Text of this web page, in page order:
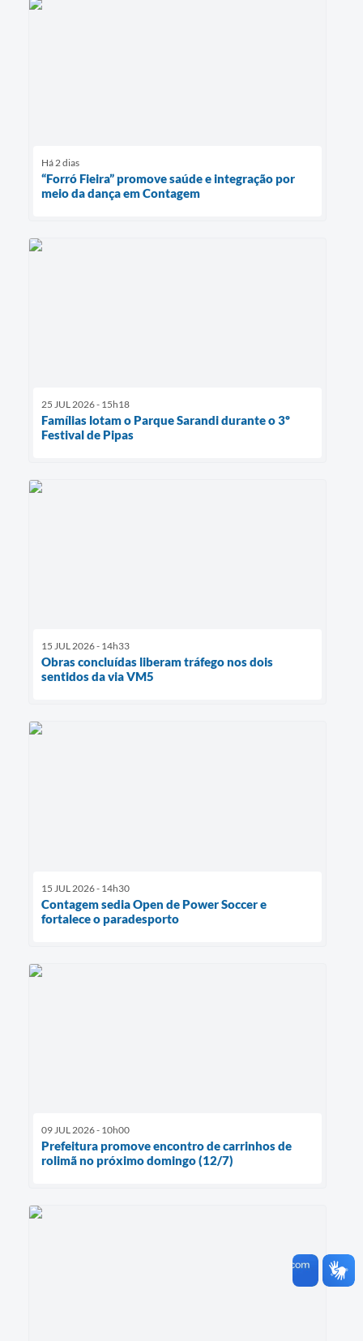
Há 2 dias
“Forró Fieira” promove saúde e integração por
meio da dança em Contagem
25 JUL 2026 - 15h18
Famílias lotam o Parque Sarandi durante o 3º
Festival de Pipas
15 JUL 2026 - 14h33
Obras concluídas liberam tráfego nos dois
sentidos da via VM5
15 JUL 2026 - 14h30
Contagem sedia Open de Power Soccer e
fortalece o paradesporto
09 JUL 2026 - 10h00
Prefeitura promove encontro de carrinhos de
rolimã no próximo domingo (12/7)